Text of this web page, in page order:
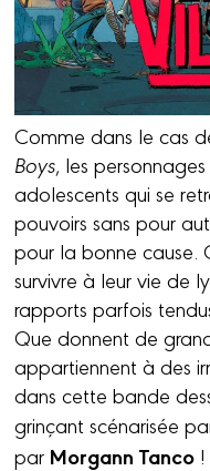
Comme dans le cas
Boys, les
adolescents qui se
pouvoirs sans pour
pour la bonne cause.
survivre à leur vie de
rapports parfois
Que donnent de
appartiennent à des
dans cette bande
grinçant scénarisée
par Morgann Tanco !